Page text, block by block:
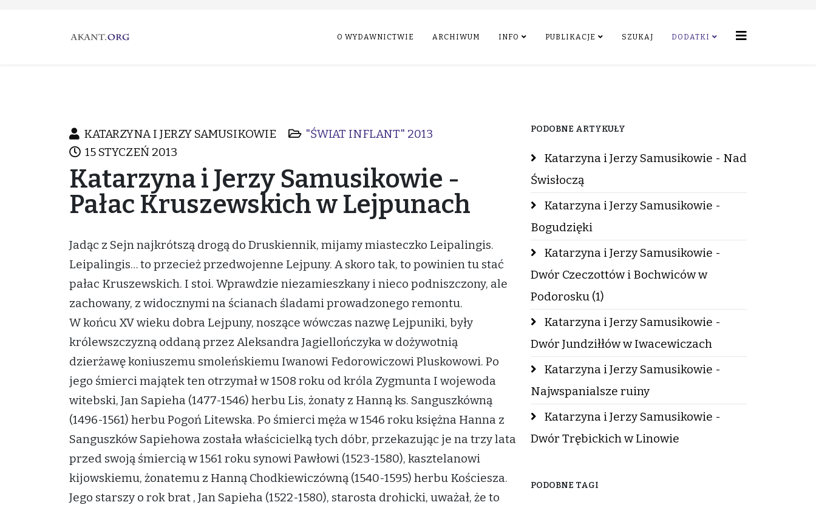
O WYDAWNICTWIE ARCHIWUM INFO PUBLIKACJE SZUKAJ DODATKI
KATARZYNA I JERZY SAMUSIKOWIE
"ŚWIAT INFLANT" 2013
15 STYCZEŃ 2013
Katarzyna i Jerzy Samusikowie -
Pałac Kruszewskich w Lejpunach
Jadąc z Sejn najkrótszą drogą do Druskiennik, mijamy miasteczko Leipalingis.
Leipalingis… to przecież przedwojenne Lejpuny. A skoro tak, to powinien tu stać
pałac Kruszewskich. I stoi. Wprawdzie niezamieszkany i nieco podniszczony, ale
zachowany, z widocznymi na ścianach śladami prowadzonego remontu.
W końcu XV wieku dobra Lejpuny, noszące wówczas nazwę Lejpuniki, były
królewszczyzną oddaną przez Aleksandra Jagiellończyka w dożywotnią
dzierżawę koniuszemu smoleńskiemu Iwanowi Fedorowiczowi Pluskowowi. Po
jego śmierci majątek ten otrzymał w 1508 roku od króla Zygmunta I wojewoda
witebski, Jan Sapieha (1477-1546) herbu Lis, żonaty z Hanną ks. Sanguszkówną
(1496-1561) herbu Pogoń Litewska. Po śmierci męża w 1546 roku księżna Hanna z
Sanguszków Sapiehowa została właścicielką tych dóbr, przekazując je na trzy lata
przed swoją śmiercią w 1561 roku synowi Pawłowi (1523-1580), kasztelanowi
kijowskiemu, żonatemu z Hanną Chodkiewiczówną (1540-1595) herbu Kościesza.
Jego starszy o rok brat , Jan Sapieha (1522-1580), starosta drohicki, uważał, że to
PODOBNE ARTYKUŁY
Katarzyna i Jerzy Samusikowie - Nad
Świsłoczą
Katarzyna i Jerzy Samusikowie -
Bogudzięki
Katarzyna i Jerzy Samusikowie -
Dwór Czeczottów i Bochwiców w
Podorosku (1)
Katarzyna i Jerzy Samusikowie -
Dwór Jundziłłów w Iwacewiczach
Katarzyna i Jerzy Samusikowie -
Najwspanialsze ruiny
Katarzyna i Jerzy Samusikowie -
Dwór Trębickich w Linowie
PODOBNE TAGI